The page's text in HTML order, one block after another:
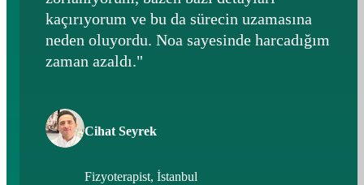
kaçırıyorum ve bu da sürecin uzamasına
neden oluyordu. Noa sayesinde harcadığım
zaman azaldı."
Cihat Seyrek
Fizyoterapist, İstanbul